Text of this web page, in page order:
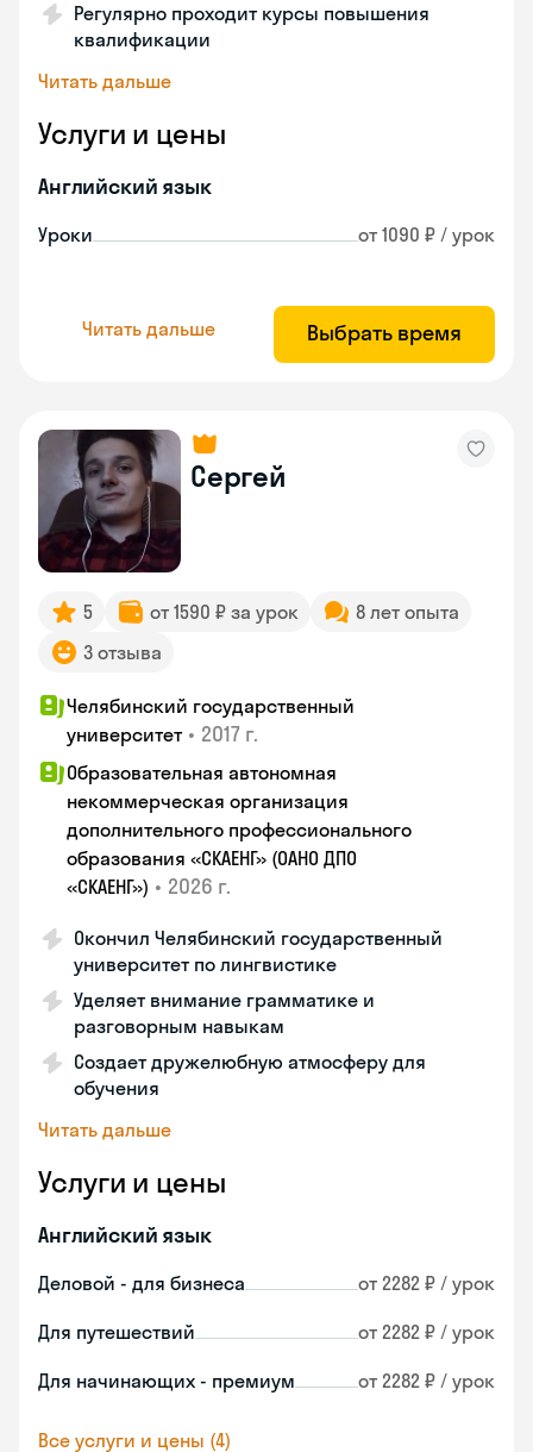
Регулярно проходит курсы повышения
квалификации
Читать дальше
Услуги и цены
Английский язык
Уроки от 1090 ₽ / урок
Читать дальше Выбрать время
Сергей
5 от 1590 ₽ за урок
8 лет опыта
3 отзыва
Челябинский государственный
университет • 2017 г.
Образовательная автономная
некоммерческая организация
дополнительного профессионального
образования «СКАЕНГ» (ОАНО ДПО
«СКАЕНГ») • 2026 г.
Окончил Челябинский государственный
университет по лингвистике
Уделяет внимание грамматике и
разговорным навыкам
Создает дружелюбную атмосферу для
обучения
Читать дальше
Услуги и цены
Английский язык
Деловой - для бизнеса от 2282 ₽ / урок
Для путешествий от 2282 ₽ / урок
Для начинающих - премиум от 2282 ₽ / урок
Все услуги и цены (4)